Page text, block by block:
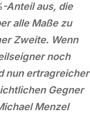
Anteil aus, die
alle Maße zu
Zweite. Wenn
noch
nun ertragreicher
Gegner
Menzel